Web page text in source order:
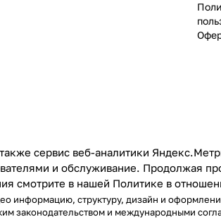
информацию, структуру, дизайн и
законодательством и международными
сервис веб-аналитики
и обслуживание. Продолжая
смотрите в нашей Политике в